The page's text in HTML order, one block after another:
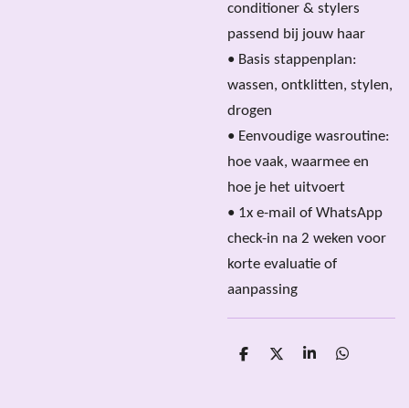
conditioner & stylers
passend bij jouw haar
• Basis stappenplan:
wassen, ontklitten, stylen,
drogen
• Eenvoudige wasroutine:
hoe vaak, waarmee en
hoe je het uitvoert
• 1x e-mail of WhatsApp
check-in na 2 weken voor
korte evaluatie of
aanpassing
D
D
S
D